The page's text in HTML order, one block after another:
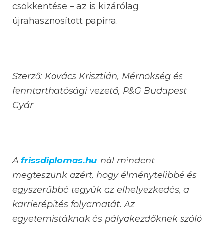
csökkentése – az is kizárólag
újrahasznosított papírra.
Szerző: Kovács Krisztián, Mérnökség és
fenntarthatósági vezető, P&G Budapest
Gyár
A frissdiplomas.hu-nál mindent
megteszünk azért, hogy élménytelibbé és
egyszerűbbé tegyük az elhelyezkedés, a
karrierépítés folyamatát. Az
egyetemistáknak és pályakezdőknek szóló